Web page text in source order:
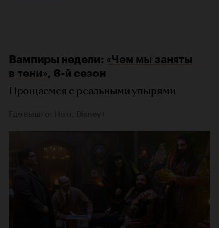
Вампиры недели: «Чем мы заняты
в тени», 6-й сезон
Прощаемся с реальными упырями